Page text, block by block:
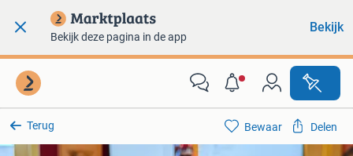
Bekijk deze pagina in de app
Bekijk
Terug Bewaar Delen